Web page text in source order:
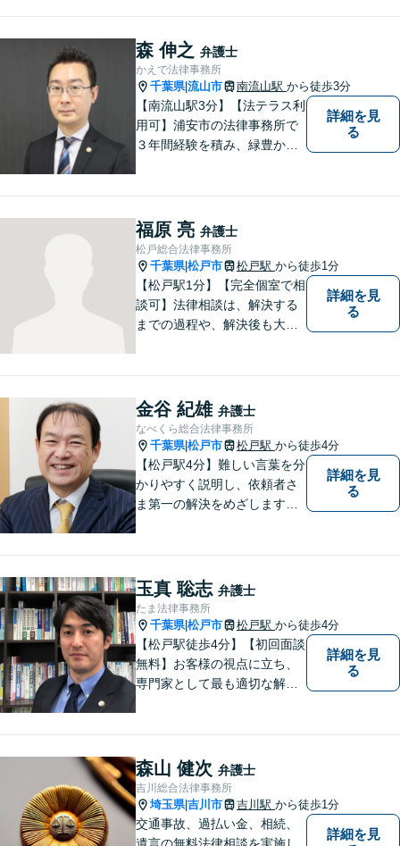
きる弁護士」を目指していま
す。【地元密着型の事務所】
【近隣駐車場あり】
森 伸之 弁護士
かえで法律事務所
千葉県|流山市 南流山駅 から徒歩3分
【南流山駅3分】【法テラス利
用可】浦安市の法律事務所で
３年間経験を積み、緑豊かな
一人一人に寄り添い、信頼関
係を築きながら最善の解決策
をご提供いたします。
詳細を見
る
福原 亮 弁護士
松戸総合法律事務所
千葉県|松戸市 松戸駅 から徒歩1分
【松戸駅1分】【完全個室で相
談可】法律相談は、解決する
までの過程や、解決後も大切
相談30分無料、オンライン面
談、事前の予約で土日の面談
にも対応しております。
詳細を見
る
金谷 紀雄 弁護士
なべくら総合法律事務所
千葉県|松戸市 松戸駅 から徒歩4分
【松戸駅4分】難しい言葉を分
かりやすく説明し、依頼者さ
ま第一の解決をめざします
応します【離婚・男女問題】
男女ともに相談可。熟年離
婚、財産分与など、お任せく
ださい。
詳細を見
る
玉真 聡志 弁護士
たま法律事務所
千葉県|松戸市 松戸駅 から徒歩4分
【松戸駅徒歩4分】【初回面談
無料】お客様の視点に立ち、
専門家として最も適切な解決
対応。【夜間／休日対応可
能】お客様に寄り添い、スピ
ーディーな解決策を実行しま
す。
詳細を見
る
森山 健次 弁護士
吉川総合法律事務所
埼玉県|吉川市 吉川駅 から徒歩1分
交通事故、過払い金、相続、
遺言の無料法律相談を実施し
詳細を見